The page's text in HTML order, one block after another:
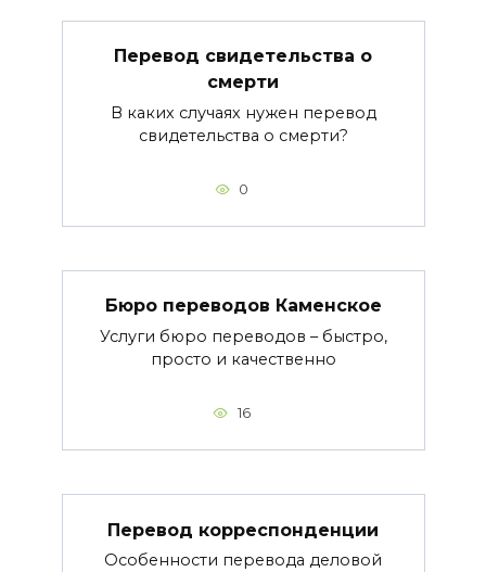
Перевод свидетельства о
смерти
В каких случаях нужен перевод
свидетельства о смерти?
0
Бюро переводов Каменское
Услуги бюро переводов – быстро,
просто и качественно
16
Перевод корреспонденции
Особенности перевода деловой